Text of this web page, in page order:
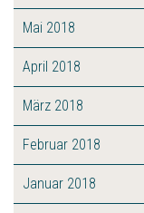
Mai 2018
April 2018
März 2018
Februar 2018
Januar 2018